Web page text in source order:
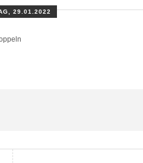
29.01.2022